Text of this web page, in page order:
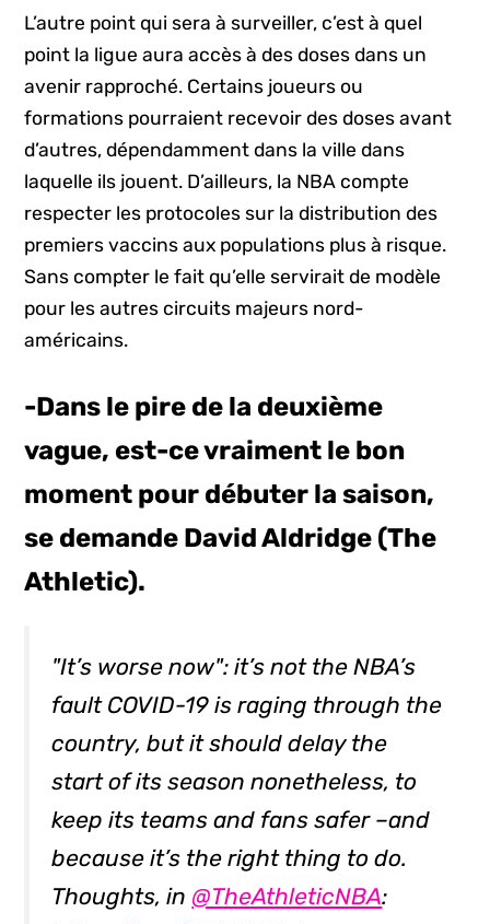
L’autre point qui sera à surveiller, c’est à quel
point la ligue aura accès à des doses dans un
avenir rapproché. Certains joueurs ou
formations pourraient recevoir des doses avant
d’autres, dépendamment dans la ville dans
laquelle ils jouent. D’ailleurs, la NBA compte
respecter les protocoles sur la distribution des
premiers vaccins aux populations plus à risque.
Sans compter le fait qu’elle servirait de modèle
pour les autres circuits majeurs nord-
américains.
-Dans le pire de la deuxième
vague, est-ce vraiment le bon
moment pour débuter la saison,
se demande David Aldridge (The
Athletic).
"It’s worse now": it’s not the NBA’s
fault COVID-19 is raging through the
country, but it should delay the
start of its season nonetheless, to
keep its teams and fans safer –and
because it’s the right thing to do.
Thoughts, in @TheAthleticNBA: